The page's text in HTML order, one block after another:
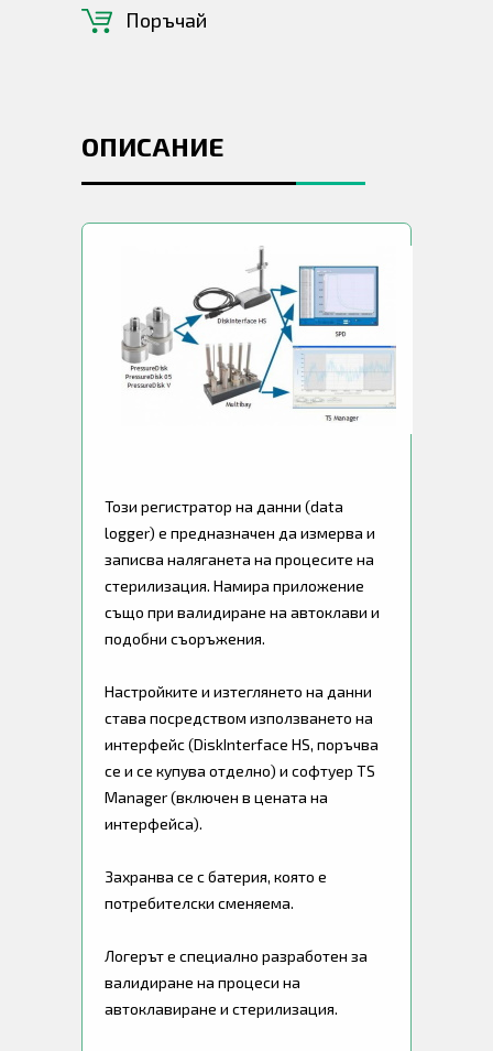
Поръчай
ОПИСАНИЕ
Този регистратор на данни (data
logger) e предназначен да измерва и
записва наляганета на процесите на
стерилизация. Намира приложение
също при валидиране на автоклави и
подобни съоръжения.
Настройките и изтеглянето на данни
става посредством използването на
интерфейс (DiskInterface HS, поръчва
се и се купува отделно) и софтуер TS
Manager (включен в цената на
интерфейса).
Захранва се с батерия, която е
потребителски сменяема.
Логерът е специално разработен за
валидиране на процеси на
автоклавиране и стерилизация.